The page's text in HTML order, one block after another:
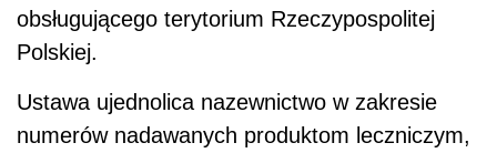
obsługującego terytorium Rzeczypospolitej
Polskiej.
Ustawa ujednolica nazewnictwo w zakresie
numerów nadawanych produktom leczniczym,